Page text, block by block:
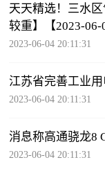
天天精选！三水
较重】【2023-06-
2023-06-04 20:11:31
江苏省完善工业
2023-06-04 20:11:31
消息称高通骁龙8
2023-06-04 20:11:31